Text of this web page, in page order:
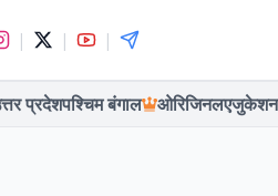
| | |
प्रदेशपश्चिम बंगाल ओरिजिनलएजुकेशन